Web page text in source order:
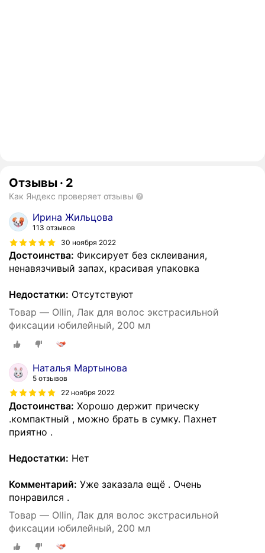
Отзывы · 2
Как Яндекс проверяет отзывы
Ирина Жильцова
113 отзывов
30 ноября 2022
Достоинства: Фиксирует без склеивания,
ненавязчивый запах, красивая упаковка
Недостатки: Отсутствуют
Товар — Ollin, Лак для волос экстрасильной
фиксации юбилейный, 200 мл
Наталья Мартынова
5 отзывов
22 ноября 2022
Достоинства: Хорошо держит прическу
.компактный , можно брать в сумку. Пахнет
приятно .
Недостатки: Нет
Комментарий: Уже заказала ещё . Очень
понравился .
Товар — Ollin, Лак для волос экстрасильной
фиксации юбилейный, 200 мл